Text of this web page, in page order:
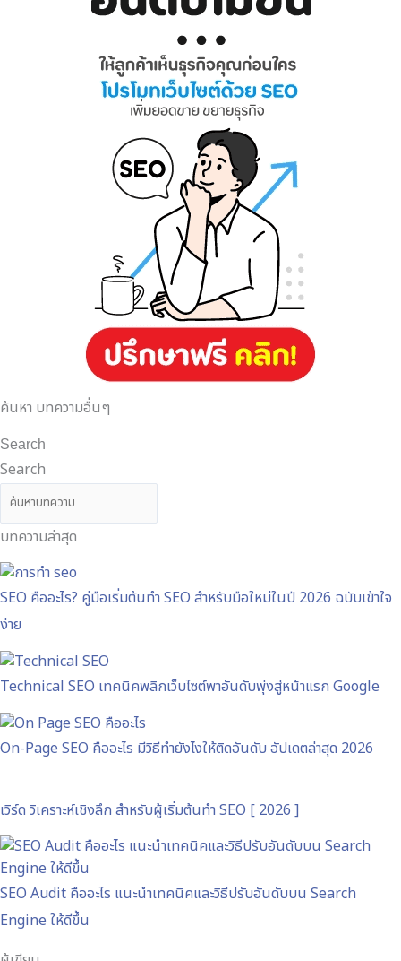
ค้นหา บทความอื่นๆ
Search
Search
บทความล่าสุด
SEO คืออะไร? คู่มือเริ่มต้นทำ SEO สำหรับมือใหม่ในปี 2026 ฉบับเข้าใจ
ง่าย
Technical SEO เทคนิคพลิกเว็บไซต์พาอันดับพุ่งสู่หน้าแรก Google
On-Page SEO คืออะไร มีวิธีทำยังไงให้ติดอันดับ อัปเดตล่าสุด 2026
เวิร์ด วิเคราะห์เชิงลึก สำหรับผู้เริ่มต้นทำ SEO [ 2026 ]
SEO Audit คืออะไร แนะนำเทคนิคและวิธีปรับอันดับบน Search
Engine ให้ดีขึ้น